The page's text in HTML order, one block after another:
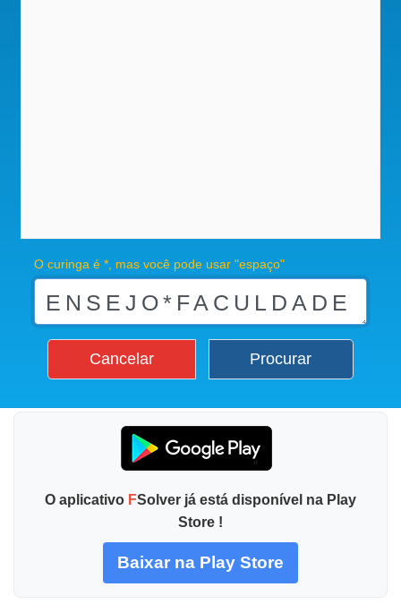
O curinga é *, mas você pode usar "espaço"
Cancelar Procurar
O aplicativo FSolver já está disponível na Play
Store !
Baixar na Play Store